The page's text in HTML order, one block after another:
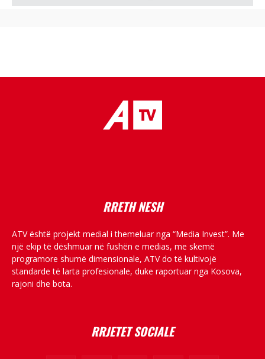
RRETH NESH
ATV është projekt medial i themeluar nga “Media Invest”. Me
një ekip të dëshmuar në fushën e medias, me skemë
programore shumë dimensionale, ATV do të kultivojë
standarde të larta profesionale, duke raportuar nga Kosova,
rajoni dhe bota.
RRJETET SOCIALE